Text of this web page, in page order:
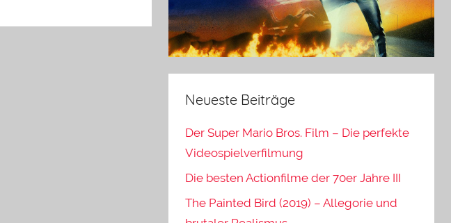
Neueste Beiträge
Der Super Mario Bros. Film – Die perfekte
Videospielverfilmung
Die besten Actionfilme der 70er Jahre III
The Painted Bird (2019) – Allegorie und